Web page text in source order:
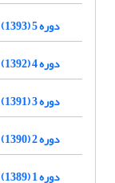
دوره 5 (1393)
دوره 4 (1392)
دوره 3 (1391)
دوره 2 (1390)
دوره 1 (1389)